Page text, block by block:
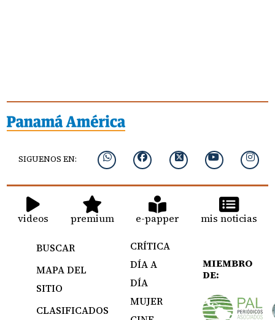
SIGUENOS EN:
videos premium e-papper mis noticias
BUSCAR
MAPA DEL
SITIO
CLASIFICADOS
CRÍTICA
DÍA A
DÍA
MUJER
MIEMBRO
DE: